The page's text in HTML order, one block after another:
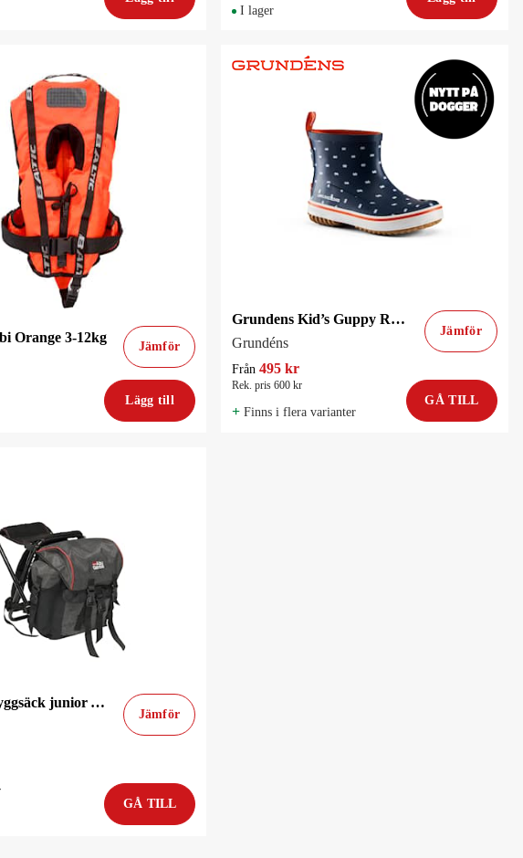
I lager
Orange 3-12kg
Jämför
Lägg till
Grundens Kid’s Guppy Regnstövel Navy Crab Print
Grundéns
Jämför
Från 495 kr
Rek. pris 600 kr
+ Finns i flera varianter
GÅ TILL
ABU Stolryggsäck junior ABU Garcia
Jämför
GÅ TILL